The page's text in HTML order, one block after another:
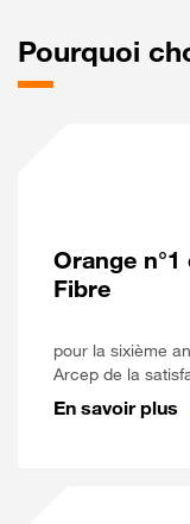
Pourquoi
Orange
Fibre
pour la sixième
Arcep de la
En savoir plus